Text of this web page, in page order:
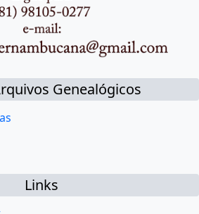
Genealógicos
Links